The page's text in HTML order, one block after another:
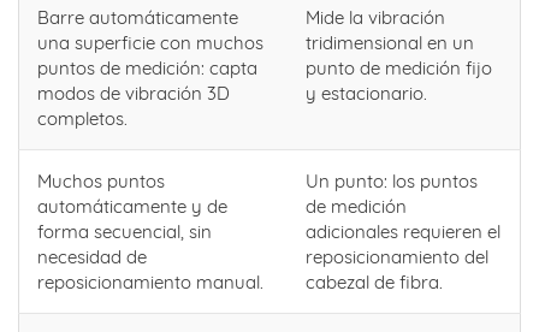
Barre automáticamente
una superficie con muchos
puntos de medición: capta
modos de vibración 3D
completos.
Mide la vibración
tridimensional en un
punto de medición fijo
y estacionario.
Muchos puntos
automáticamente y de
forma secuencial, sin
necesidad de
reposicionamiento manual.
Un punto: los puntos
de medición
adicionales requieren el
reposicionamiento del
cabezal de fibra.